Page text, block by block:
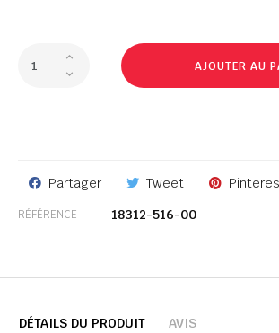
AJOUTER AU
Partager Tweet
RÉFÉRENCE 18312-516-00
DÉTAILS DU PRODUIT AVIS